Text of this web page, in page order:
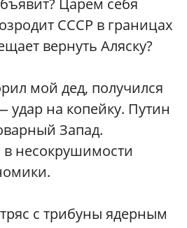
Царём себя
СССР в границах
вернуть Аляску?
мой дед, получился
удар на копейку. Путин
Запад.
в несокрушимости
с трибуны ядерным